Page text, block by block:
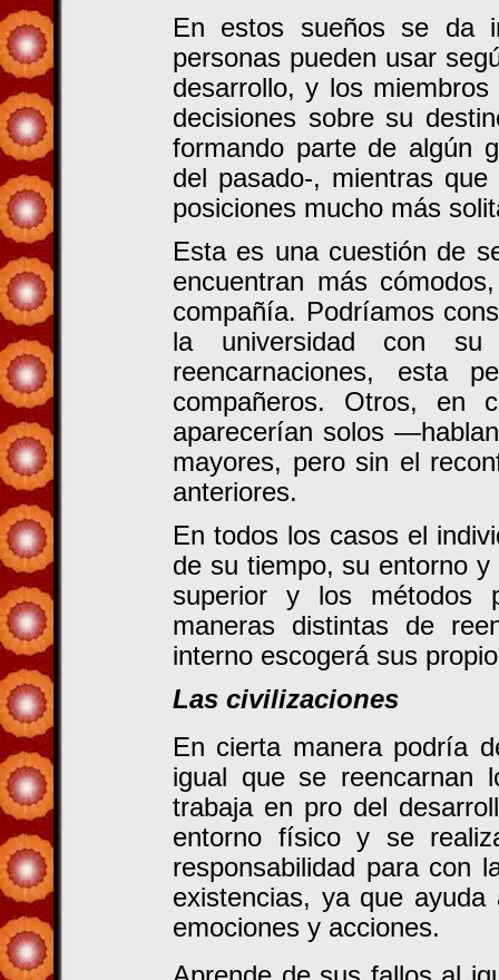
En estos sueños se da
personas pueden usar
desarrollo, y los
decisiones sobre su
formando parte de algún
del pasado-, mientras
posiciones mucho más
Esta es una cuestión de
encuentran más
compañía. Podríamos
la universidad con
reencarnaciones, esta
compañeros. Otros, en
aparecerían solos
mayores, pero sin el
anteriores.
En todos los casos el
de su tiempo, su entorno
superior y los métodos
maneras distintas de
interno escogerá sus
Las civilizaciones
En cierta manera podría
igual que se reencarnan
trabaja en pro del
entorno físico y se
responsabilidad para con
existencias, ya que
emociones y acciones.